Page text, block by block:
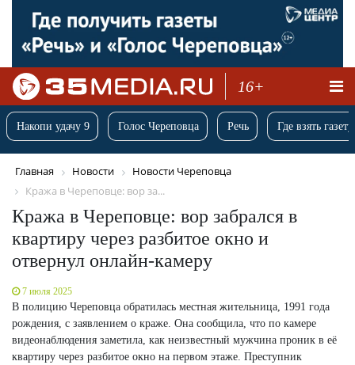
16+
Накопи удачу 9 Голос Череповца Речь Где взять
Главная Новости
Новости Череповца
Кража в Череповце: вор за...
Кража в Череповце: вор забрался в
квартиру через разбитое окно и
отвернул онлайн-камеру
7 июля 2025
В полицию Череповца обратилась местная жительница, 1991 года
рождения, с заявлением о краже. Она сообщила, что по камере
видеонаблюдения заметила, как неизвестный мужчина проник в её
квартиру через разбитое окно на первом этаже. Преступник